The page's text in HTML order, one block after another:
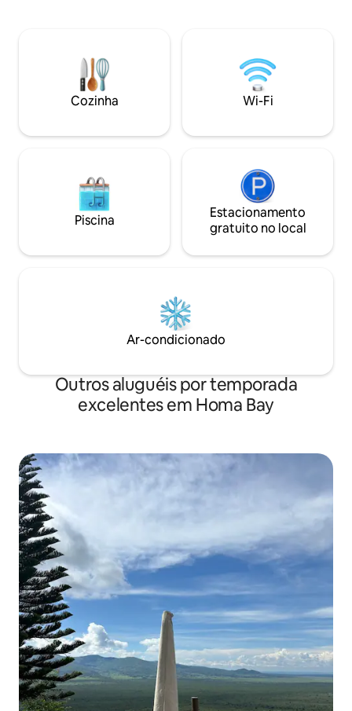
encontrará a maioria das comodidades
modernas em nossa unidade.
bem-vindos.
frescos e ovos
Também
para até 50
Cozinha Wi-Fi
Piscina
Estacionamento
gratuito no local
Ar-condicionado
Outros aluguéis por temporada
excelentes em Homa Bay